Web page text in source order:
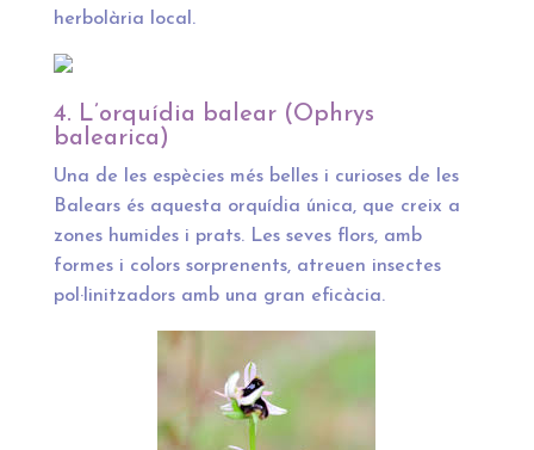
herbolària local.
4. L’orquídia balear (Ophrys
balearica)
Una de les espècies més belles i curioses de les
Balears és aquesta orquídia única, que creix a
zones humides i prats. Les seves flors, amb
formes i colors sorprenents, atreuen insectes
pol·linitzadors amb una gran eficàcia.